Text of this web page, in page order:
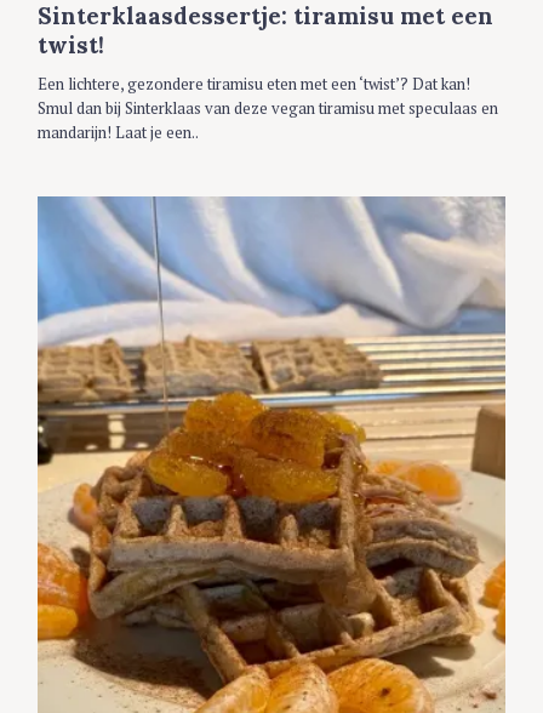
O
R
I
E
S
Sinterklaasdessertje: tiramisu met een
twist!
Een lichtere, gezondere tiramisu eten met een ‘twist’? Dat kan!
Smul dan bij Sinterklaas van deze vegan tiramisu met speculaas en
mandarijn! Laat je een..